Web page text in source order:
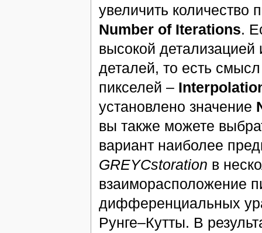
увеличить количество
Number of Iterations.
высокой
деталей, то есть
пикселей –
установлено значение
вы также можете
вариант наиболее
GREYCstoration в
взаиморасположение
дифференциальных
Рунге–Кутты. В